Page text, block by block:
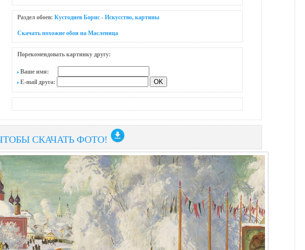
Раздел обоев: Кустодиев Борис - Искусство, картины
Скачать похожие обои на Масленица
Порекомендовать картинку другу:
Ваше имя:
E-mail друга:
СКАЧАТЬ ФОТО!